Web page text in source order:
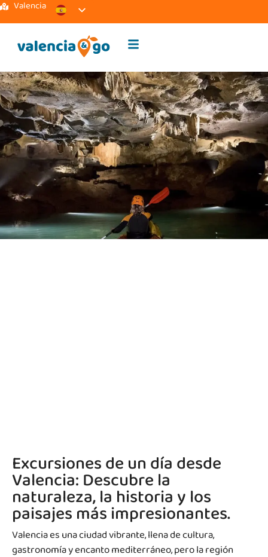
Valencia
Excursiones de un día desde
Valencia: Descubre la
naturaleza, la historia y los
paisajes más impresionantes.
Valencia es una ciudad vibrante, llena de cultura,
gastronomía y encanto mediterráneo, pero la región